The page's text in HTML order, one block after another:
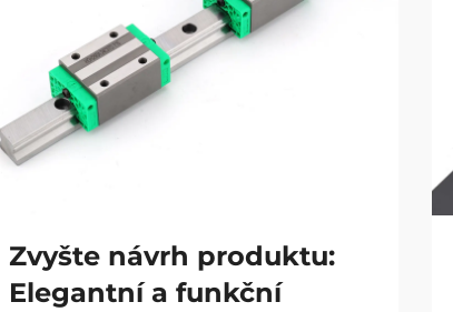
Zvyšte návrh produktu:
Elegantní a funkční